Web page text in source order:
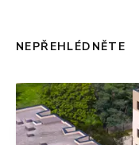
NEPŘEHLÉDNĚTE